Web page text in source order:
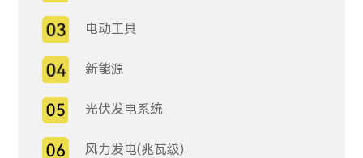
电动工具
新能源
光伏发电系统
风力发电(兆瓦级)